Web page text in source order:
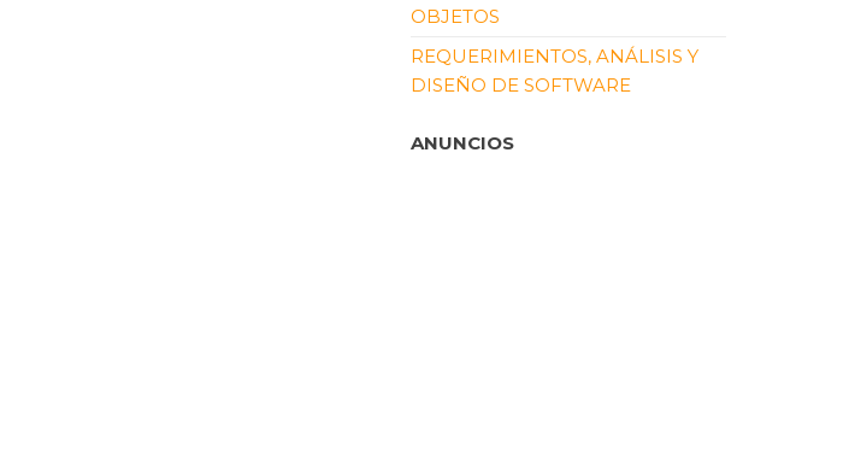
OBJETOS
REQUERIMIENTOS, ANÁLISIS Y
DISEÑO DE SOFTWARE
ANUNCIOS